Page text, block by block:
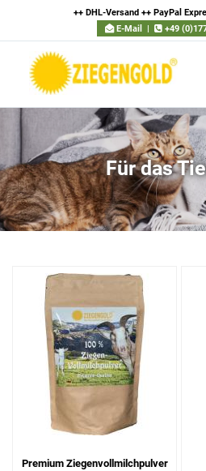
++ DHL-Versand ++ PayPal
E-Mail
| +49
Für das
Premium Ziegenvollmilchpulver